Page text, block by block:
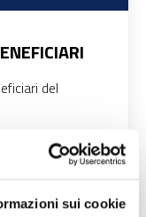
sui cookie
del